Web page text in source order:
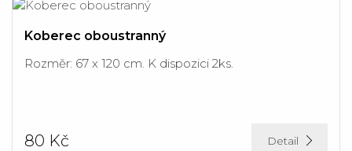
Koberec oboustranný
Rozměr: 67 x 120 cm. K dispozici 2ks.
80 Kč Detail